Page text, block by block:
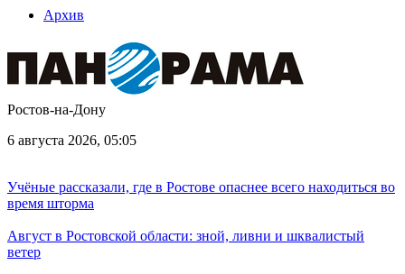
Архив
Ростов-на-Дону
6 августа 2026, 05:05
Учёные рассказали, где в Ростове опаснее всего находиться во
время шторма
Август в Ростовской области: зной, ливни и шквалистый
ветер